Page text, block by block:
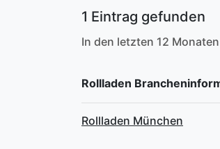
1 Eintrag gefunden
In den letzten 12
Rollladen
Rollladen München